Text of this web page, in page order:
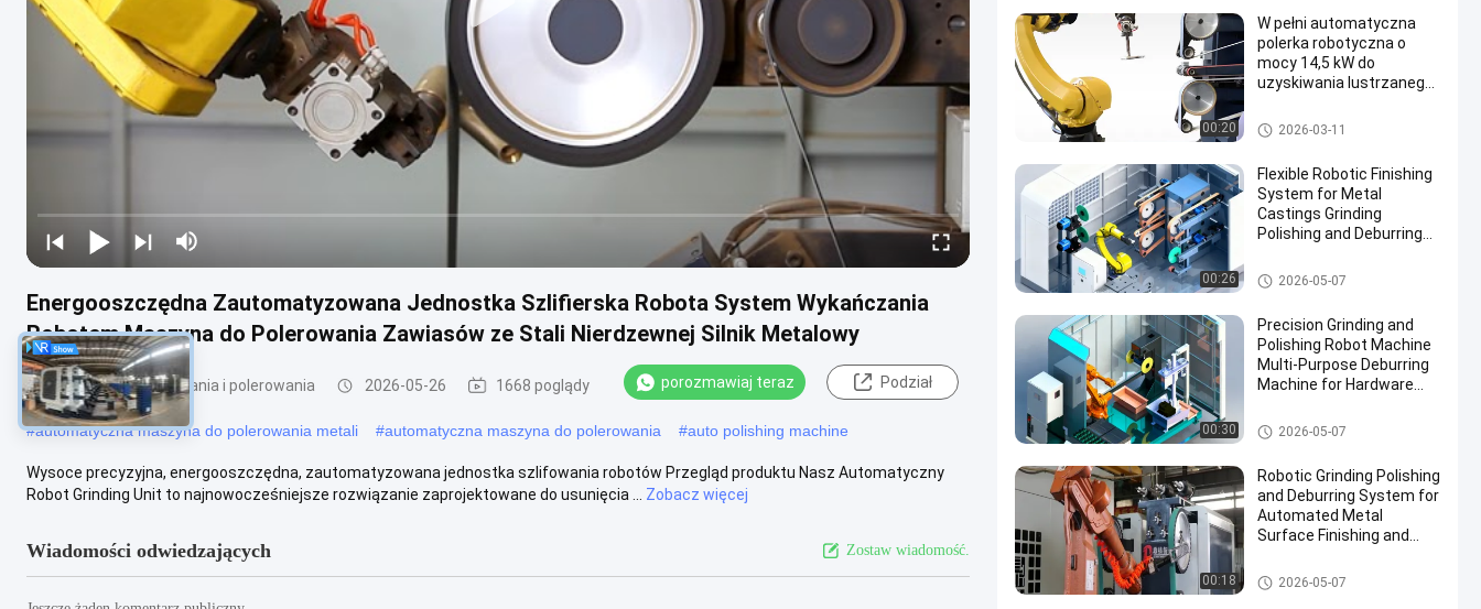
Energooszczędna Zautomatyzowana Jednostka Szlifierska Robota System Wykańczania
Robotem Maszyna do Polerowania Zawiasów ze Stali Nierdzewnej Silnik Metalowy
maszyny do szlifowania i polerowania 2026-05-26 1668 poglądy porozmawiaj teraz Podział
#automatyczna maszyna do polerowania metali #automatyczna maszyna do polerowania #auto polishing machine
Wysoce precyzyjna, energooszczędna, zautomatyzowana jednostka szlifowania robotów Przegląd produktu Nasz Automatyczny
Robot Grinding Unit to najnowocześniejsze rozwiązanie zaprojektowane do usunięcia ...
Zobacz więcej
Wiadomości odwiedzających Zostaw wiadomość.
00:20
W pełni automatyczna
polerka robotyczna o
mocy 14,5 kW do
uzyskiwania lustrzanego
elementach
Robot Deburring Szlifowanie i
polerowanie Maszyna
2026-03-11
00:26
Flexible Robotic Finishing
System for Metal
Castings Grinding
Polishing and Deburring
maszyny do szlifowania i pole
rowania
2026-05-07
00:30
Precision Grinding and
Polishing Robot Machine
Multi-Purpose Deburring
Machine for Hardware
Manufacturing
maszyny do szlifowania i pole
rowania
2026-05-07
00:18
Robotic Grinding Polishing
and Deburring System for
Automated Metal
Surface Finishing and
maszyny do szlifowania i pole
rowania
2026-05-07